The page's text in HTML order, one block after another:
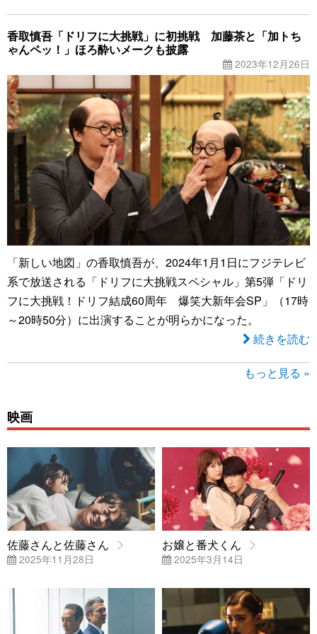
香取慎吾「ドリフに大挑戦」に初挑戦 加藤茶と「加トち
ゃんペッ！」ほろ酔いメークも披露
2023年12月26日
「新しい地図」の香取慎吾が、2024年1月1日にフジテレビ
系で放送される「ドリフに大挑戦スペシャル」第5弾「ドリ
フに大挑戦！ドリフ結成60周年 爆笑大新年会SP」（17時
～20時50分）に出演することが明らかになった。
続きを読む
もっと見る »
映画
佐藤さんと佐藤さん
2025年11月28日
お嬢と番犬くん
2025年3月14日